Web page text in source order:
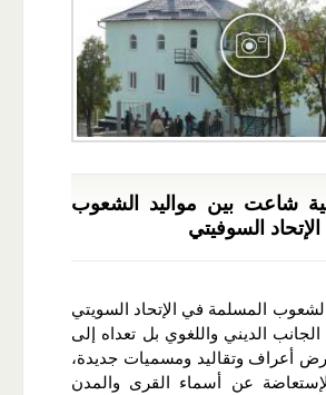
شاعت بين مواليد الشعوب
السوفيتي
الشعوب المسلمة في الإتحاد السويتي
الديني واللغوي بل تعداه إلى
أعراف وتقاليد ومسميات جديدة،
عن أسماء القرى والمدن